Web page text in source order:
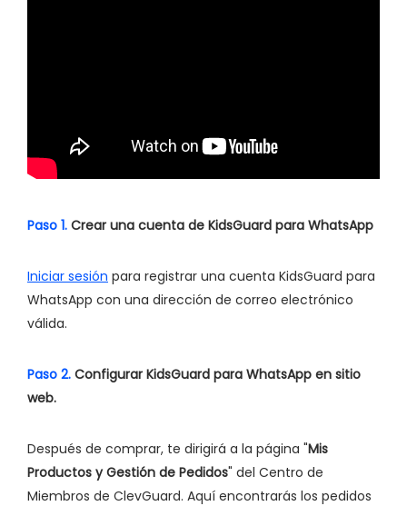
Paso 1. Crear una cuenta de KidsGuard para WhatsApp
Iniciar sesión para registrar una cuenta KidsGuard para
WhatsApp con una dirección de correo electrónico
válida.
Paso 2. Configurar KidsGuard para WhatsApp en sitio
web.
Después de comprar, te dirigirá a la página "Mis
Productos y Gestión de Pedidos" del Centro de
Miembros de ClevGuard. Aquí encontrarás los pedidos